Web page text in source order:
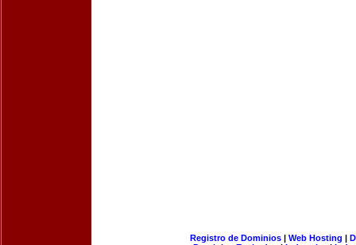
Registro de Dominios| Web Hosting |